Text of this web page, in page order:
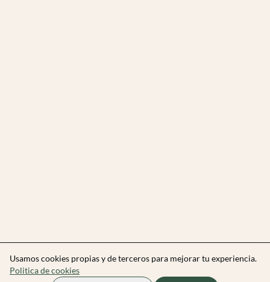
Usamos cookies propias y de terceros para mejorar tu experiencia.
Politica de cookies